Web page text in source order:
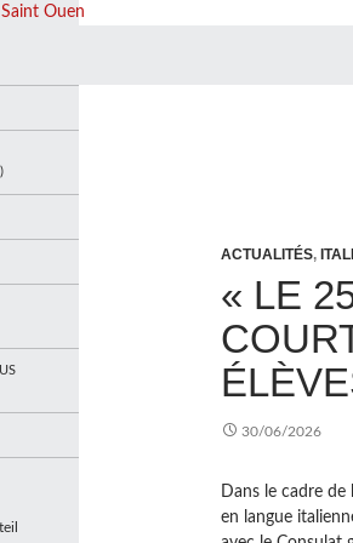
ACTUALITÉS,
« LE
30/06/2026
Dans le cadre
en langue